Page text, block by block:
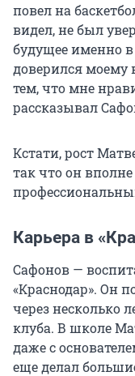
повел на
видел, не был
будущее именно в
доверился моему
тем, что мне
рассказывал
Кстати, рост
так что он
Карьера в
Сафонов —
«Краснодар». Он
через несколько
клуба. В школе
даже с
еще делал